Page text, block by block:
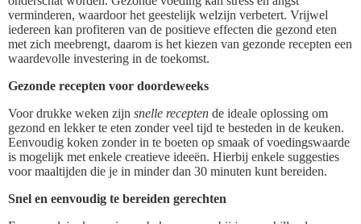
verminderen, waardoor het geestelijk welzijn verbetert. Vrijwel
iedereen kan profiteren van de positieve effecten die gezond eten
met zich meebrengt, daarom is het kiezen van gezonde recepten een
waardevolle investering in de toekomst.
Gezonde recepten voor doordeweeks
Voor drukke weken zijn snelle recepten de ideale oplossing om
gezond en lekker te eten zonder veel tijd te besteden in de keuken.
Eenvoudig koken zonder in te boeten op smaak of voedingswaarde
is mogelijk met enkele creatieve ideeën. Hierbij enkele suggesties
voor maaltijden die je in minder dan 30 minuten kunt bereiden.
Snel en eenvoudig te bereiden gerechten